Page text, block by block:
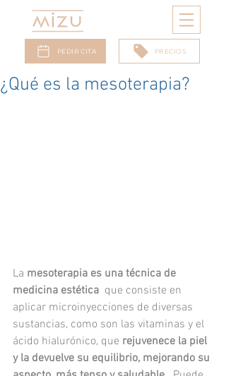
PEDIR CITA PRECIOS
¿Qué es la mesoterapia?
La mesoterapia es una técnica de
medicina estética
  que consiste en
aplicar microinyecciones de diversas
sustancias, como son las vitaminas y el
ácido hialurónico, que rejuvenece la piel
y la devuelve su equilibrio, mejorando su